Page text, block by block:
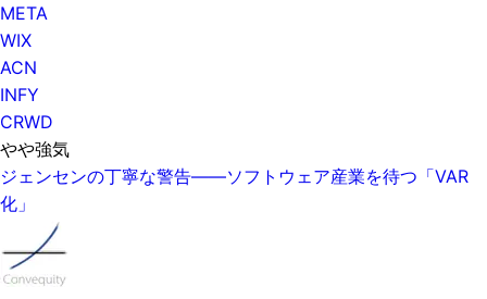
META
WIX
ACN
INFY
CRWD
やや強気
ジェンセンの丁寧な警告——ソフトウェア産業を待つ「VAR
化」